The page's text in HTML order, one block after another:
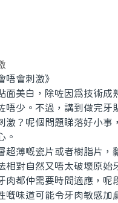
會刺激》
美白，除咗因為技術成
唔少。不過，講到做完牙
？呢個問題睇落好小事
。
薄嘅瓷片或者樹脂片，
對自然又唔太破壞原始
肉都仲需要時間適應，呢
嘅味道可能令牙肉敏感加